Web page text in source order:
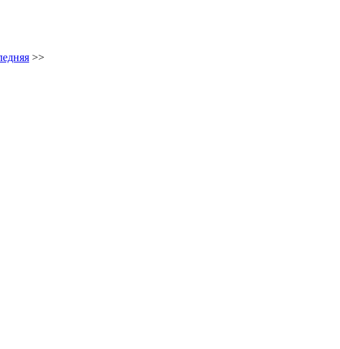
>>